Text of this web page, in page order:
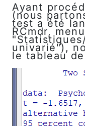
Ayant
(nous
test a été
RCmdr, menu
univarié"),
le tableau